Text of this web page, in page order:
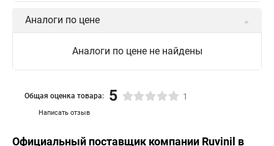
Аналоги по цене
Аналоги по цене не найдены
Написать отзыв
Общая оценка товара: 5 1
Официальный поставщик компании Ruvinil в